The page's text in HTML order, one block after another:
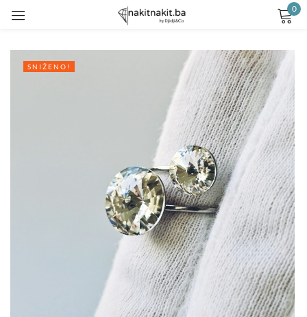
0
SNIŽENO!
Lost password?
LOG IN
CREATE AN ACCOUNT